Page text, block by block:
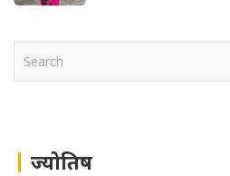
h ज्योतिष